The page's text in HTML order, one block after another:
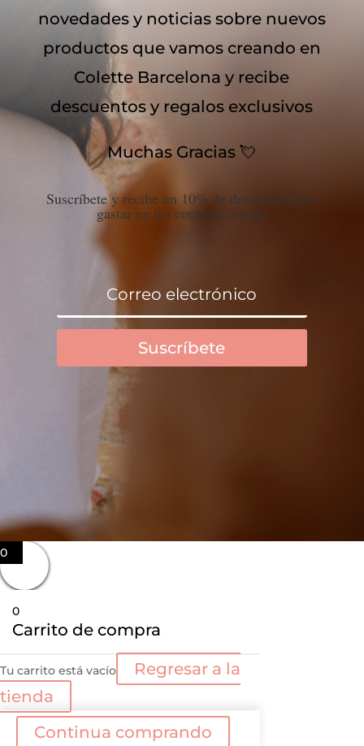
novedades y noticias sobre nuevos
productos que vamos creando en
Colette Barcelona y recibe
descuentos y regalos exclusivos
Muchas Gracias 💘
Suscríbete y recibe un 10% de descuento para
gastar en tus compras colette
Suscríbete
0
0
Carrito de compra
Tu carrito está vacío
Regresar a la
tienda
Continua comprando